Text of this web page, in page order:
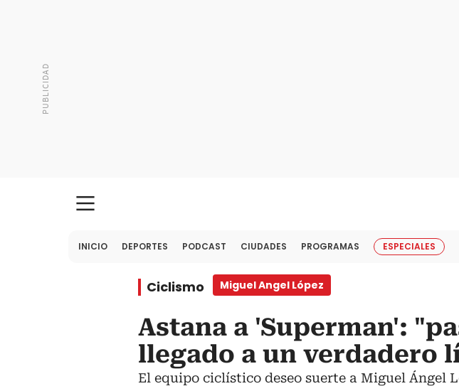
INICIO DEPORTES PODCAST CIUDADES PROGRAMAS ESPECIALES
Ciclismo Miguel Angel López
Astana a 'Superman':
llegado a un verdadero
El equipo ciclístico deseo suerte a Miguel Ángel